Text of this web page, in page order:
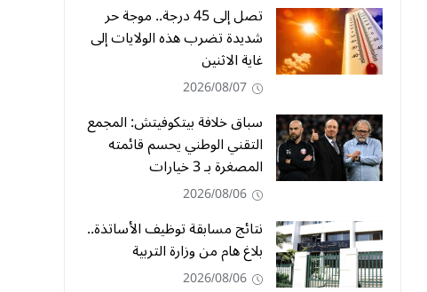
تصل إلى 45 درجة.. موجة حر
شديدة تضرب هذه الولايات إلى
غاية الاثنين
2026/08/07
سباق خلافة بيتكوفيتش: المجمع
التقني الوطني يحسم قائمته
المصغرة بـ 3 خيارات
2026/08/06
نتائج مسابقة توظيف الأساتذة..
بلاغ هام من وزارة التربية
2026/08/06